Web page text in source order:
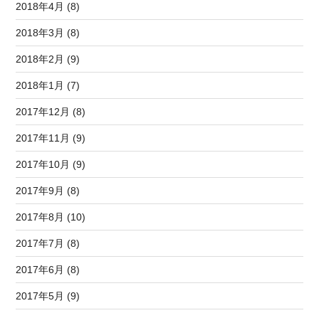
2018年4月 (8)
2018年3月 (8)
2018年2月 (9)
2018年1月 (7)
2017年12月 (8)
2017年11月 (9)
2017年10月 (9)
2017年9月 (8)
2017年8月 (10)
2017年7月 (8)
2017年6月 (8)
2017年5月 (9)